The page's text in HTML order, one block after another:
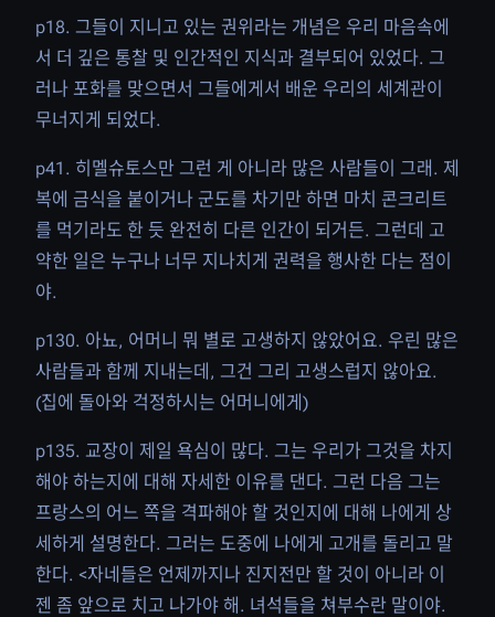
p18. 그들이 지니고 있는 권위라는 개념은 우리 마음속에
서 더 깊은 통찰 및 인간적인 지식과 결부되어 있었다. 그
러나 포화를 맞으면서 그들에게서 배운 우리의 세계관이
무너지게 되었다.
p41. 히멜슈토스만 그런 게 아니라 많은 사람들이 그래. 제
복에 금식을 붙이거나 군도를 차기만 하면 마치 콘크리트
를 먹기라도 한 듯 완전히 다른 인간이 되거든. 그런데 고
약한 일은 누구나 너무 지나치게 권력을 행사한 다는 점이
야.
p130. 아뇨, 어머니 뭐 별로 고생하지 않았어요. 우린 많은
사람들과 함께 지내는데, 그건 그리 고생스럽지 않아요.
(집에 돌아와 걱정하시는 어머니에게)
p135. 교장이 제일 욕심이 많다. 그는 우리가 그것을 차지
해야 하는지에 대해 자세한 이유를 댄다. 그런 다음 그는
프랑스의 어느 쪽을 격파해야 할 것인지에 대해 나에게 상
세하게 설명한다. 그러는 도중에 나에게 고개를 돌리고 말
한다. <자네들은 언제까지나 진지전만 할 것이 아니라 이
젠 좀 앞으로 치고 나가야 해. 녀석들을 쳐부수란 말이야.